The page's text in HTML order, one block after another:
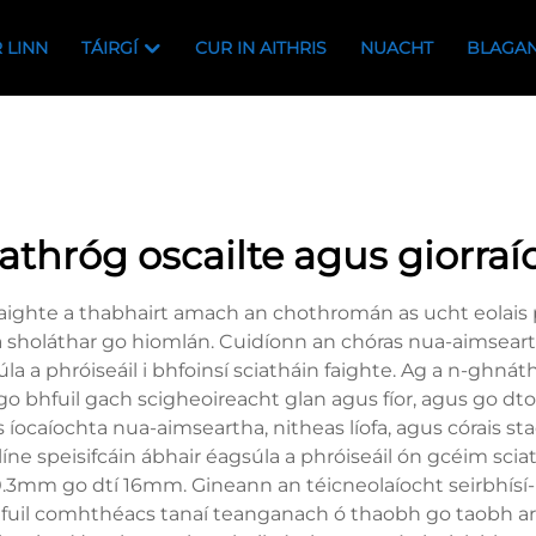
LINN TÁIRGÍ CUR IN AITHRIS NUACHT
oscailte agus
a thabhairt amach an chothromán as ucht
go hiomlán. Cuidíonn an chóras nua-
a phróiseáil i bhfoinsí sciatháin faighte. Ag a n-
bhfuil gach scigheoireacht glan agus fíor, agus go
nua-aimseartha, nitheas líofa, agus córais
speisifcáin ábhair éagsúla a phróiseáil ón gcéim
go dtí 16mm. Gineann an téicneolaíocht
comhthéacs tanaí teanganach ó thaobh go taobh